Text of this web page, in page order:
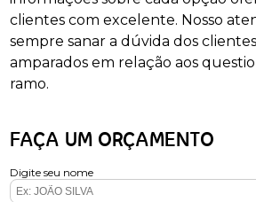
clientes com excelente. Nosso
sempre sanar a dúvida dos
amparados em relação aos
ramo.
FAÇA UM ORÇAMENTO
Digite seu nome